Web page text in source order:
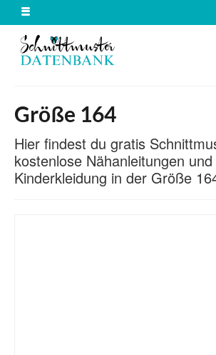
Größe 164
Hier findest du gratis
kostenlose Nähanleitungen
Kinderkleidung in der Größe